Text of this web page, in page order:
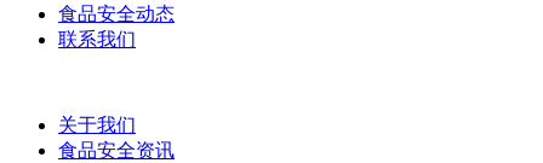
食品安全动态
联系我们
关于我们
食品安全资讯